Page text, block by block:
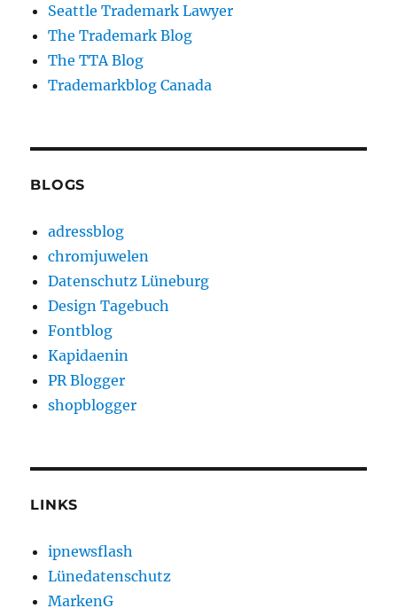
Seattle Trademark Lawyer
The Trademark Blog
The TTA Blog
Trademarkblog Canada
BLOGS
adressblog
chromjuwelen
Datenschutz Lüneburg
Design Tagebuch
Fontblog
Kapidaenin
PR Blogger
shopblogger
LINKS
ipnewsflash
Lünedatenschutz
MarkenG